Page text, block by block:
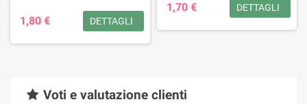
1,80 € DETTAGLI
1,70 € DETTAGLI
Voti e valutazione clienti